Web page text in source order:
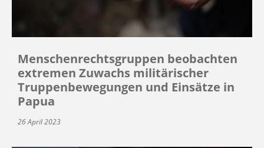
Menschenrechtsgruppen beobachten
extremen Zuwachs militärischer
Truppenbewegungen und Einsätze in
Papua
26 April 2023